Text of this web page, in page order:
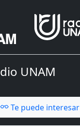
UNAM
Te puede interesar